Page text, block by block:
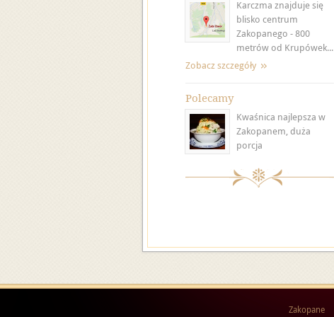
Karczma znajduje się
blisko centrum
Zakopanego - 800
metrów od Krupówek...
Zobacz szczegóły
Polecamy
Kwaśnica najlepsza w
Zakopanem, duża
porcja
Zakopane